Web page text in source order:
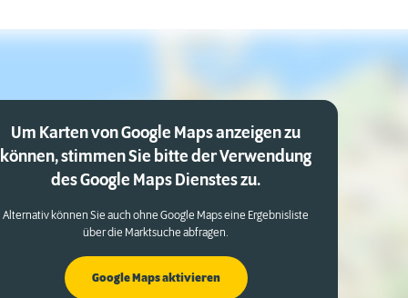
Um Karten von Google Maps anzeigen zu
können, stimmen Sie bitte der Verwendung
des Google Maps Dienstes zu.
Alternativ können Sie auch ohne Google Maps eine Ergebnisliste
über die Marktsuche abfragen.
Google Maps aktivieren